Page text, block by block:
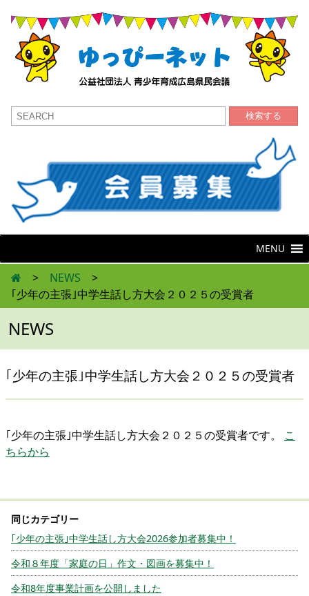
検索する
MENU
> NEWS
>
｢少年の主張｣中学生話し方大会２０２５の受賞者
NEWS
｢少年の主張｣中学生話し方大会２０２５の受賞者
｢少年の主張｣中学生話し方大会２０２５の受賞者です。 こ
ちらから
｢少年の主張｣中学生話し方大会2026参加者募集中！
令和８年度「家庭の日」作文・図画を募集中！
令和8年度事業計画を公開しました